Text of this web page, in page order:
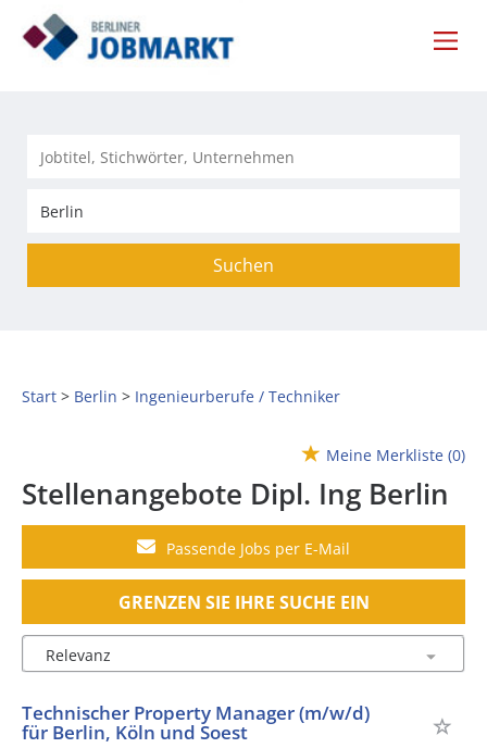
Suchen
Start Berlin Ingenieurberufe / Techniker
Meine Merkliste (0)
Stellenangebote Dipl. Ing Berlin
Passende Jobs per E-Mail
GRENZEN SIE IHRE SUCHE EIN
Technischer Property Manager (m/w/d)
für Berlin, Köln und Soest